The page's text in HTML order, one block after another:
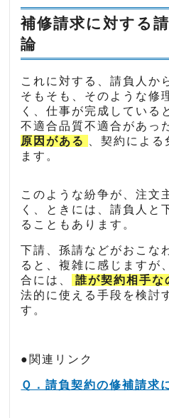
補修請求に対する
論
これに対する、請負人か
そもそも、そのような修
く、仕事が完成している
不適合品質不適合があっ
原因がある 、契約による
ます。
このような紛争が、注文
く、ときには、請負人と
ることもあります。
下請、孫請などがおこな
ると、複雑に感じますが
合には、
誰が契約相手な
法的に使える手段を検討
す。
●関連リンク
Ｑ．請負契約の修補請求